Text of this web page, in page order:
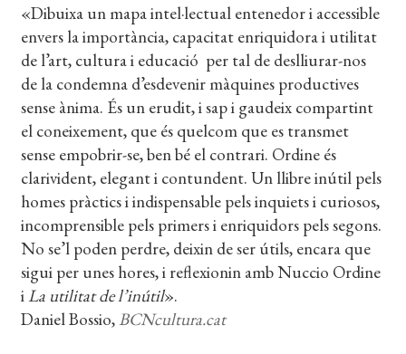
«Dibuixa un mapa intel·lectual entenedor i accessible
envers la importància, capacitat enriquidora i utilitat
de l’art, cultura i educació per tal de deslliurar-nos
de la condemna d’esdevenir màquines productives
sense ànima. És un erudit, i sap i gaudeix compartint
el coneixement, que és quelcom que es transmet
sense empobrir-se, ben bé el contrari. Ordine és
clarivident, elegant i contundent. Un llibre inútil pels
homes pràctics i indispensable pels inquiets i curiosos,
incomprensible pels primers i enriquidors pels segons.
No se’l poden perdre, deixin de ser útils, encara que
sigui per unes hores, i reflexionin amb Nuccio Ordine
iLa utilitat de l’inútil».
Daniel Bossio,BCNcultura.cat